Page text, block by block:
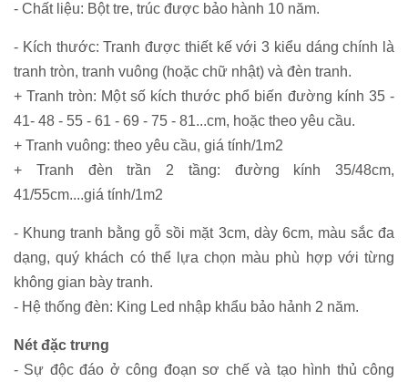
- Chất liệu: Bột tre, trúc được bảo hành 10 năm.
- Kích thước: Tranh được thiết kế với 3 kiểu dáng chính là
tranh tròn, tranh vuông (hoặc chữ nhật) và đèn tranh.
+ Tranh tròn: Một số kích thước phổ biến đường kính 35 -
41- 48 - 55 - 61 - 69 - 75 - 81...cm, hoặc theo yêu cầu.
+ Tranh vuông: theo yêu cầu, giá tính/1m2
+ Tranh đèn trần 2 tầng: đường kính 35/48cm,
41/55cm....giá tính/1m2
- Khung tranh bằng gỗ sồi mặt 3cm, dày 6cm, màu sắc đa
dạng, quý khách có thể lựa chọn màu phù hợp với từng
không gian bày tranh.
- Hệ thống đèn: King Led nhập khẩu bảo hảnh 2 năm.
Nét đặc trưng
- Sự độc đáo ở công đoạn sơ chế và tạo hình thủ công